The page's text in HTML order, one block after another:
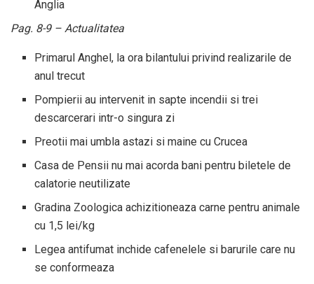
Anglia
Pag. 8-9 – Actualitatea
Primarul Anghel, la ora bilantului privind realizarile de
anul trecut
Pompierii au intervenit in sapte incendii si trei
descarcerari intr-o singura zi
Preotii mai umbla astazi si maine cu Crucea
Casa de Pensii nu mai acorda bani pentru biletele de
calatorie neutilizate
Gradina Zoologica achizitioneaza carne pentru animale
cu 1,5 lei/kg
Legea antifumat inchide cafenelele si barurile care nu
se conformeaza